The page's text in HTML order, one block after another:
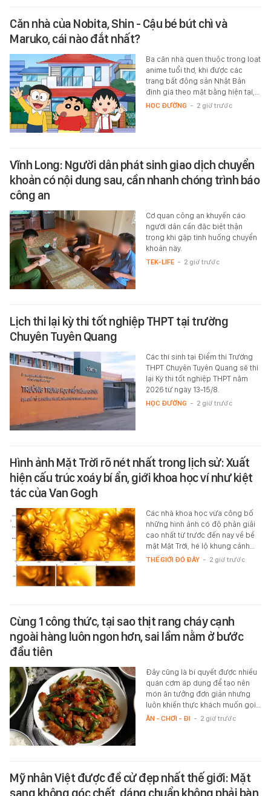
Căn nhà của Nobita, Shin - Cậu bé bút chì và
Maruko, cái nào đắt nhất?
Ba căn nhà quen thuộc trong loạt
anime tuổi thơ, khi được các
trang bất động sản Nhật Bản
định giá theo mặt bằng hiện tại,…
HỌC ĐƯỜNG - 2 giờ trước
Vĩnh Long: Người dân phát sinh giao dịch chuyển
khoản có nội dung sau, cần nhanh chóng trình báo
công an
Cơ quan công an khuyến cáo
người dân cần đặc biệt thận
trọng khi gặp tình huống chuyển
khoản này.
TEK-LIFE - 2 giờ trước
Lịch thi lại kỳ thi tốt nghiệp THPT tại trường
Chuyên Tuyên Quang
Các thí sinh tại Điểm thi Trường
THPT Chuyên Tuyên Quang sẽ thi
lại Kỳ thi tốt nghiệp THPT năm
2026 từ ngày 13-15/8.
HỌC ĐƯỜNG - 2 giờ trước
Hình ảnh Mặt Trời rõ nét nhất trong lịch sử: Xuất
hiện cấu trúc xoáy bí ẩn, giới khoa học ví như kiệt
tác của Van Gogh
Các nhà khoa học vừa công bố
những hình ảnh có độ phân giải
cao nhất từ trước đến nay về bề
mặt Mặt Trời, hé lộ khung cảnh…
THẾ GIỚI ĐÓ ĐÂY - 2 giờ trước
Cùng 1 công thức, tại sao thịt rang cháy cạnh
ngoài hàng luôn ngon hơn, sai lầm nằm ở bước
đầu tiên
Đây cũng là bí quyết được nhiều
quán cơm áp dụng để tạo nên
món ăn tưởng đơn giản nhưng
luôn khiến thực khách muốn gọi…
ĂN - CHƠI - ĐI - 2 giờ trước
Mỹ nhân Việt được đề cử đẹp nhất thế giới: Mặt
sang không góc chết, dáng chuẩn không phải bàn